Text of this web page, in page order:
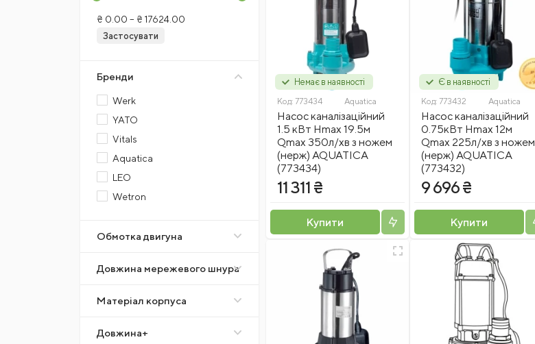
₴ 0.00 – ₴ 17624.00
Застосувати
Бренди
Werk
YATO
Vitals
Aquatica
LEO
Wetron
Обмотка двигуна
Довжина мережевого шнура
Матеріал корпуса
Довжина+
Немає в наявності
Код: 773434 Aquatica
Насос каналізаційний
1.5 кВт Hmax 19.5м
Qmax 350л/хв з ножем
(нерж) AQUATICA
(773434)
11 311 ₴
Купити
Є в наявності
Код: 773432 Aquatica
Насос каналізаційний
0.75кВт Hmax 12м
Qmax 225л/хв з ножем
(нерж) AQUATICA
(773432)
9 696 ₴
Купити